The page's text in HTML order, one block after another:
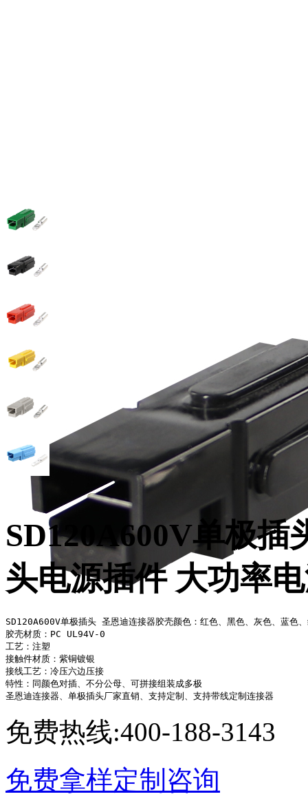
SD120A600V单极插
头电源插件 大功率
SD120A600V单极插头 圣恩迪连接器胶壳颜色：红色、黑色、灰色、蓝色
胶壳材质：PC UL94V-0
工艺：注塑
接触件材质：紫铜镀银
接线工艺：冷压六边压接
特性：同颜色对插、不分公母、可拼接组装成多极
圣恩迪连接器、单极插头厂家直销、支持定制、支持带线定制连接器
免费热线:400-188-3143
免费拿样定制咨询